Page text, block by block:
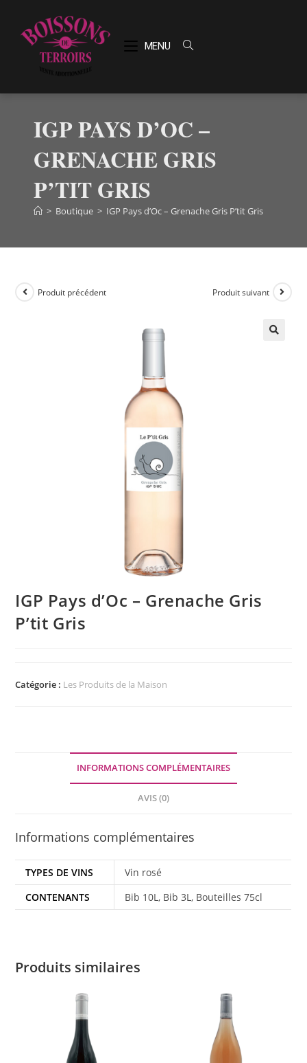
MENU
IGP PAYS D’OC –
GRENACHE GRIS
P’TIT GRIS
> Boutique > IGP Pays d’Oc – Grenache Gris P’tit Gris
Produit précédent Produit suivant
IGP Pays d’Oc – Grenache Gris
P’tit Gris
Catégorie : Les Produits de la Maison
INFORMATIONS COMPLÉMENTAIRES
AVIS (0)
Informations complémentaires
TYPES DE VINS
Vin rosé
CONTENANTS
Bib 10L, Bib 3L, Bouteilles 75cl
Produits similaires